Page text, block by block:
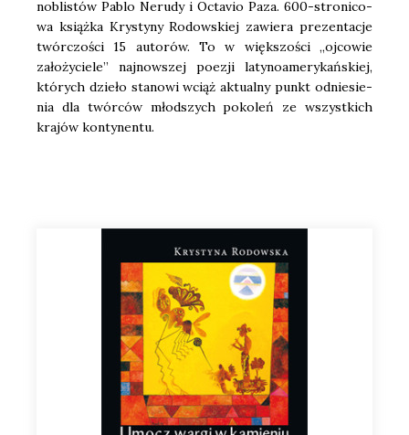
nobli­stów Pablo Neru­dy i Octa­vio Paza. 600-stro­ni­co­
wa książ­ka Kry­sty­ny Rodow­skiej zawie­ra pre­zen­ta­cje
twór­czo­ści 15 auto­rów. To w więk­szo­ści „ojco­wie
zało­ży­cie­le” naj­now­szej poezji laty­no­ame­ry­kań­skiej,
któ­rych dzie­ło sta­no­wi wciąż aktu­al­ny punkt odnie­sie­
nia dla twór­ców młod­szych poko­leń ze wszyst­kich
kra­jów kon­ty­nen­tu.